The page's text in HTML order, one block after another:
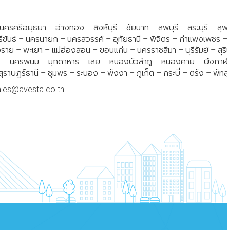
ครศรีอยุธยา – อ่างทอง – สิงห์บุรี – ชัยนาท – ลพบุรี – สระบุรี –
ขันธ์ – นครนายก – นครสวรรค์ – อุทัยธานี – พิจิตร – กำแพงเพช
ย – พะเยา – แม่ฮ่องสอน – ขอนแก่น – นครราชสีมา – บุรีรัมย์ – สุ
นครพนม – มุกดาหาร – เลย – หนองบัวลำภู – หนองคาย – บึงกา
าษฎร์ธานี – ชุมพร – ระนอง – พังงา – ภูเก็ต – กระบี่ – ตรัง – พั